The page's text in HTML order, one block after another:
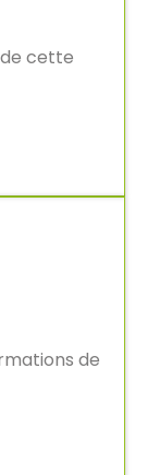
cette
de